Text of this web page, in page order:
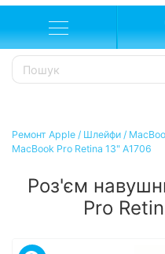
Ремонт Apple / Шлейфи /
MacBook Pro Retina 13" A1706
Роз'єм
Pro